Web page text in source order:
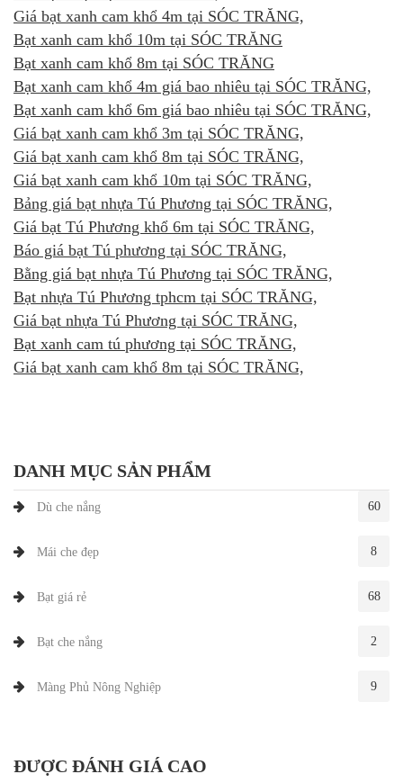
Giá bạt xanh cam khổ 4m tại SÓC TRĂNG,
Bạt xanh cam khổ 10m tại SÓC TRĂNG
Bạt xanh cam khổ 8m tại SÓC TRĂNG
Bạt xanh cam khổ 4m giá bao nhiêu tại SÓC TRĂNG,
Bạt xanh cam khổ 6m giá bao nhiêu tại SÓC TRĂNG,
Giá bạt xanh cam khổ 3m tại SÓC TRĂNG,
Giá bạt xanh cam khổ 8m tại SÓC TRĂNG,
Giá bạt xanh cam khổ 10m tại SÓC TRĂNG,
Bảng giá bạt nhựa Tú Phương tại SÓC TRĂNG,
Giá bạt Tú Phương khổ 6m tại SÓC TRĂNG,
Báo giá bạt Tú phương tại SÓC TRĂNG,
Bằng giá bạt nhựa Tú Phương tại SÓC TRĂNG,
Bạt nhựa Tú Phương tphcm tại SÓC TRĂNG,
Giá bạt nhựa Tú Phương tại SÓC TRĂNG,
Bạt xanh cam tú phương tại SÓC TRĂNG,
Giá bạt xanh cam khổ 8m tại SÓC TRĂNG,
DANH MỤC SẢN PHẨM
Dù che nắng 60
Mái che đẹp 8
Bạt giá rẻ 68
Bạt che nắng 2
Màng Phủ Nông Nghiệp 9
ĐƯỢC ĐÁNH GIÁ CAO